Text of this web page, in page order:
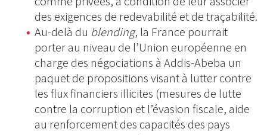
des exigences de redevabilité et de traçabilité.
Au-delà du blending, la France pourrait
porter au niveau de l’Union européenne en
charge des négociations à Addis-Abeba un
paquet de propositions visant à lutter contre
les flux financiers illicites (mesures de lutte
contre la corruption et l’évasion fiscale, aide
au renforcement des capacités des pays